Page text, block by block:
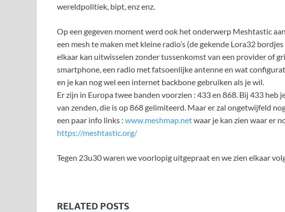
wereldpolitiek, bipt, enz enz.
Op een gegeven moment werd ook het onderwerp Meshtastic
een mesh te maken met kleine radio’s (de gekende Lora32
elkaar kan uitwisselen zonder tussenkomst van een provider of
smartphone, een radio met fatsoenlijke antenne en wat
en je kan nog wel een internet backbone gebruiken als je wil.
Er zijn in Europa twee banden voorzien : 433 en 868. Bij 433
van zenden, die is op 868 gelimiteerd. Maar er zal ongetwijfeld
een paar info links : www.meshmap.netwaar je kan zien waar er
https://meshtastic.org/
Tegen 23u30 waren we voorlopig uitgepraat en we zien elkaar
RELATED POSTS